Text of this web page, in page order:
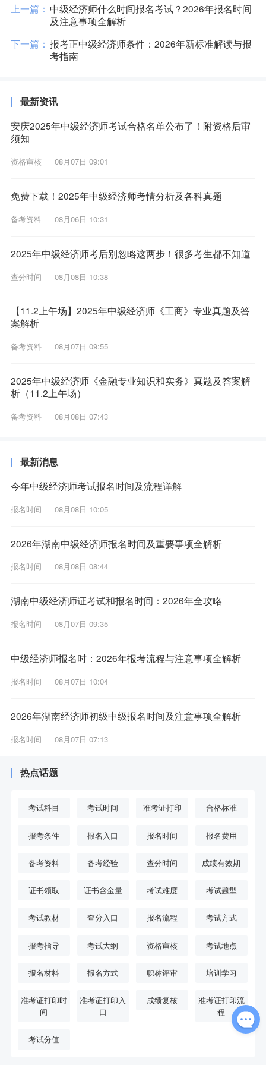
上一篇： 中级经济师什么时间报名考试？2026年报名时间
及注意事项全解析
下一篇： 报考正中级经济师条件：2026年新标准解读与报
考指南
最新资讯
安庆2025年中级经济师考试合格名单公布了！附资格后审
须知
资格审核 08月07日 09:01
免费下载！2025年中级经济师考情分析及各科真题
备考资料 08月06日 10:31
2025年中级经济师考后别忽略这两步！很多考生都不知道
查分时间 08月08日 10:38
【11.2上午场】2025年中级经济师《工商》专业真题及答
案解析
备考资料 08月07日 09:55
2025年中级经济师《金融专业知识和实务》真题及答案解
析（11.2上午场）
备考资料 08月08日 07:43
最新消息
今年中级经济师考试报名时间及流程详解
报名时间 08月08日 10:05
2026年湖南中级经济师报名时间及重要事项全解析
报名时间 08月08日 08:44
湖南中级经济师证考试和报名时间：2026年全攻略
报名时间 08月07日 09:35
中级经济师报名时：2026年报考流程与注意事项全解析
报名时间 08月07日 10:04
2026年湖南经济师初级中级报名时间及注意事项全解析
报名时间 08月07日 07:13
热点话题
考试科目 考试时间 准考证打印 合格标准
报考条件 报名入口 报名时间 报名费用
备考资料 备考经验 查分时间 成绩有效期
证书领取 证书含金量 考试难度 考试题型
考试教材 查分入口 报名流程 考试方式
报考指导 考试大纲 资格审核 考试地点
报名材料 报名方式 职称评审 培训学习
准考证打印时
间
准考证打印入
口
成绩复核
准考证打印流
程
考试分值